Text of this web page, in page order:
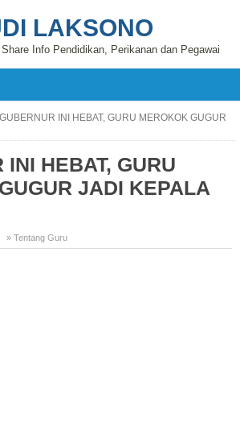
LAKSONO
Info Pendidikan, Perikanan dan Pegawai
GUBERNUR INI HEBAT, GURU MEROKOK GUGUR
INI HEBAT, GURU
JADI KEPALA
» Tentang Guru